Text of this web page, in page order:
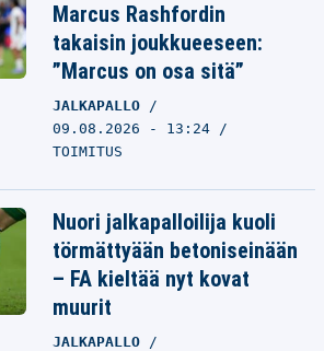
Marcus Rashfordin
takaisin joukkueeseen:
”Marcus on osa sitä”
JALKAPALLO
09.08.2026 - 13:24
TOIMITUS
Nuori jalkapalloilija kuoli
törmättyään betoniseinään
– FA kieltää nyt kovat
muurit
JALKAPALLO